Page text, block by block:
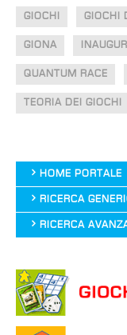
GIOCHI GIOCHI
GIONA
QUANTUM RACE
TEORIA DEI GIOCHI
HOME PORTALE
RICERCA
RICERCA